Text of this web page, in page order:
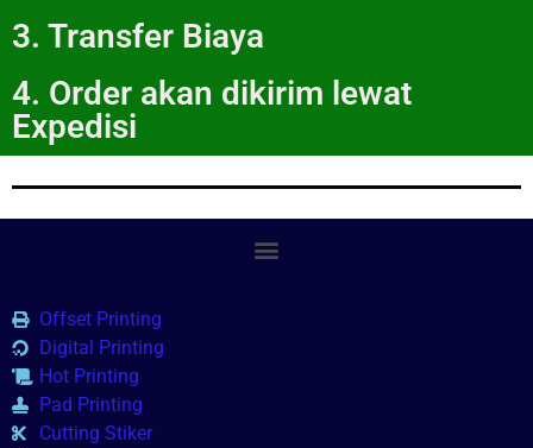
3. Transfer Biaya
4. Order akan dikirim lewat
Expedisi
Offset Printing
Digital Printing
Hot Printing
Pad Printing
Cutting Stiker